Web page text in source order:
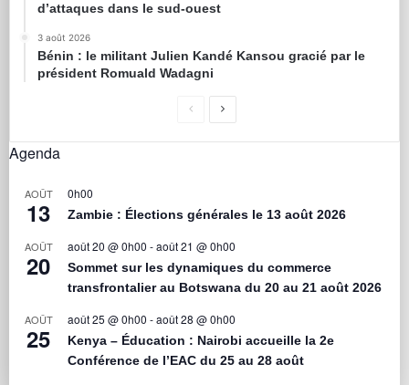
d’attaques dans le sud-ouest
3 août 2026
Bénin : le militant Julien Kandé Kansou gracié par le
président Romuald Wadagni
Agenda
AOÛT
13
0h00
Zambie : Élections générales le 13 août 2026
AOÛT
20
août 20 @ 0h00 -août 21 @ 0h00
Sommet sur les dynamiques du commerce
transfrontalier au Botswana du 20 au 21 août 2026
AOÛT
25
août 25 @ 0h00 -août 28 @ 0h00
Kenya – Éducation : Nairobi accueille la 2e
Conférence de l’EAC du 25 au 28 août